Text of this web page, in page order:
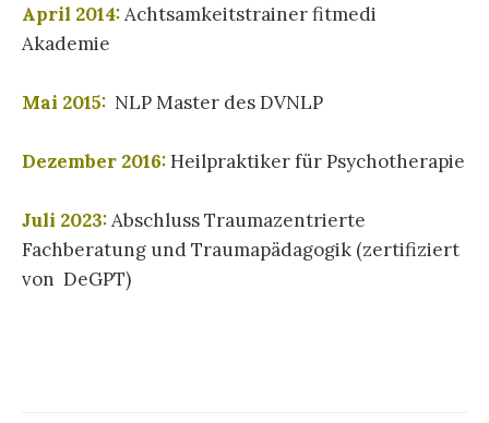
April 2014:Achtsamkeitstrainer fitmedi
Akademie
Mai 2015: NLP Master des DVNLP
Dezember 2016:Heilpraktiker für Psychotherapie
Juli 2023:Abschluss Traumazentrierte
Fachberatung und Traumapädagogik (zertifiziert
von DeGPT)